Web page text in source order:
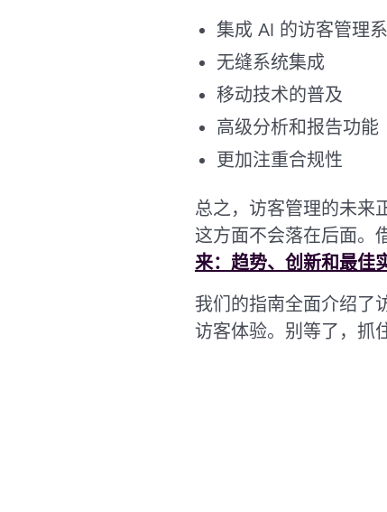
集成 AI 的访客管理
无缝系统集成
移动技术的普及
高级分析和报告功能
更加注重合规性
总之，访客管理的未来
这方面不会落在后面。
来：趋势、创新和最佳
我们的指南全面介绍了
访客体验。别等了，抓